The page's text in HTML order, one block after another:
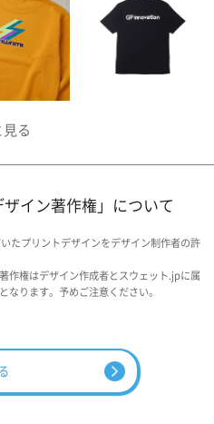
イン著作権」について
たプリントデザインをデザイン制作者の許
作権はデザイン作成者とスウェット.jpに属
なります。予めご注意ください。